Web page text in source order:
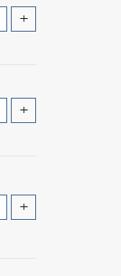
+
+
+